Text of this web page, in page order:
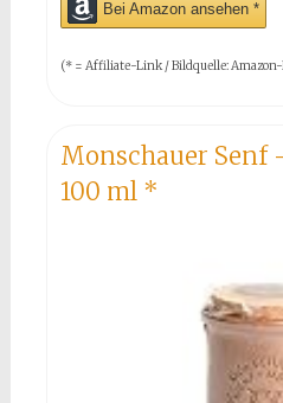
Bei Amazon ansehen *
(* = Affiliate-Link / Bildquelle:
Monschauer Senf
100 ml *